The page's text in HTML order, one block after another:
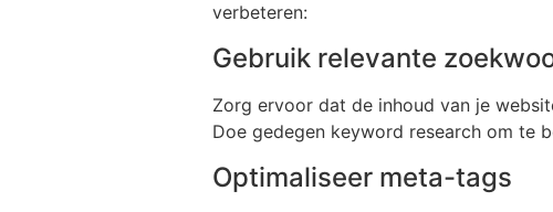
verbeteren:
Gebruik relevante
Zorg ervoor dat de inhoud van je
Doe gedegen keyword research om te
Optimaliseer meta-tags